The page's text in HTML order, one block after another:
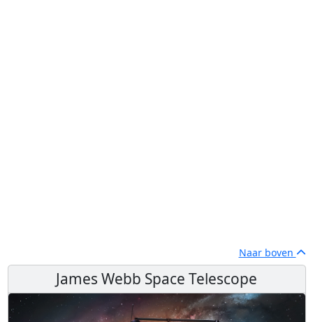
Naar boven
James Webb Space Telescope